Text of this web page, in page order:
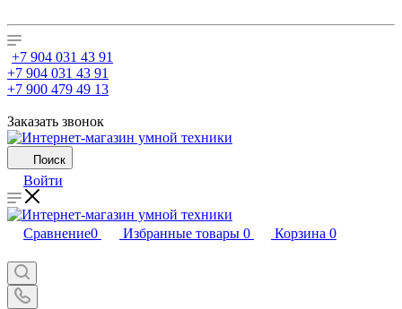
+7 904 031 43 91
+7 904 031 43 91
+7 900 479 49 13
Заказать звонок
Поиск
Войти
Сравнение0 Избранные товары 0 Корзина 0